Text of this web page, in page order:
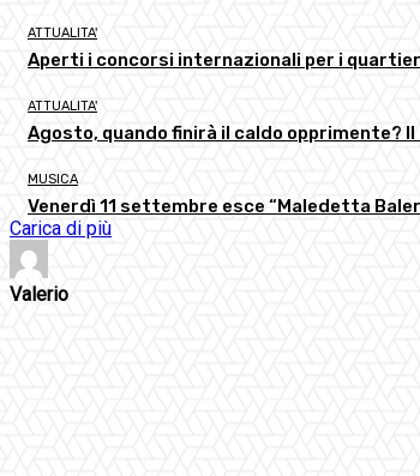
ATTUALITA'
Aperti i concorsi internazionali per i
ATTUALITA'
Agosto, quando finirà il caldo opprimente?
MUSICA
Venerdì 11 settembre esce “Maledetta
Carica di più
Valerio